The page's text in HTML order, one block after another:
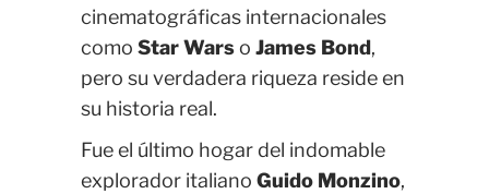
cinematográficas internacionales
como Star Warso James Bond,
pero su verdadera riqueza reside en
su historia real.
Fue el último hogar del indomable
explorador italiano Guido Monzino,